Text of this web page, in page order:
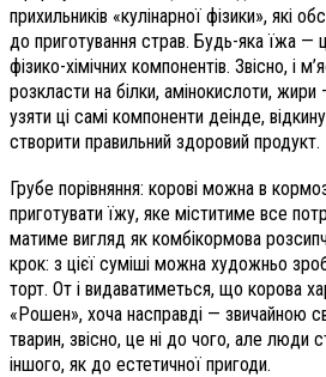
прихильників «кулінарної фізики», які
до приготування страв. Будь-яка їжа —
фізико-хімічних компонентів. Звісно, і
розкласти на білки, амінокислоти,
узяти ці самі компоненти деінде,
створити правильний здоровий продукт.
Грубе порівняння: корові можна в
приготувати їжу, яке міститиме все
матиме вигляд як комбікормова
крок: з цієї суміші можна художньо
торт. От і видаватиметься, що корова
«Рошен», хоча насправді —
тварин, звісно, це ні до чого, але люди
іншого, як до естетичної пригоди.